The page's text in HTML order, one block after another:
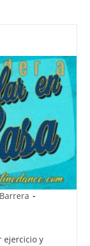
ejercicio y